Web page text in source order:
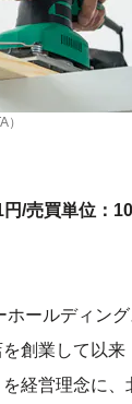
/売買単位：
ホールディン
創業して以来
経営理念に、